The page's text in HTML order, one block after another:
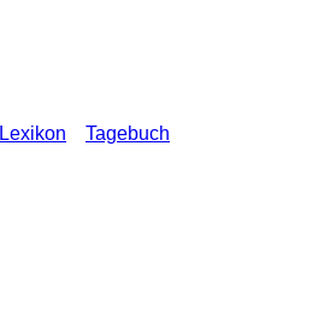
Tagebuch